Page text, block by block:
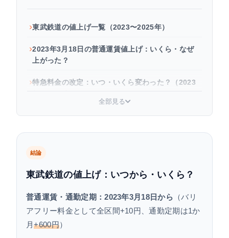
東武鉄道の値上げ一覧（2023〜2025年）
2023年3月18日の普通運賃値上げ：いくら・なぜ
上がった？
特急料金の改定：いつ・いくら変わった？（2023
2026年以降の見通し：JR東日本が値上げ、東武鉄
東武鉄道の定期代節約術
まとめ：東武鉄道の値上げと節約のポイント
よくある質問
全部見る
結論
東武鉄道の値上げ：いつから・いくら？
普通運賃・通勤定期：2023年3月18日から （バリ
アフリー料金として全区間+10円、通勤定期は1か
月+600円）